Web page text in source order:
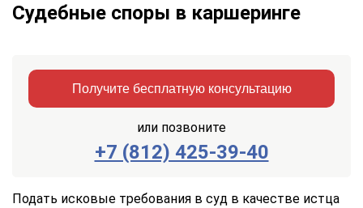
Судебные споры в каршеринге
Получите бесплатную консультацию
или позвоните
+7 (812) 425-39-40
Заказать
Подать исковые требования в суд в качестве истца